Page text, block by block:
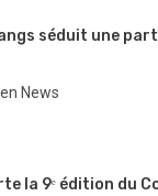
séduit une
News
la 9ᵉ édition du